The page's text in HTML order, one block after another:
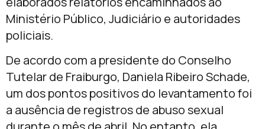
Ministério Público, Judiciário e autoridades
policiais.
De acordo com a presidente do Conselho
Tutelar de Fraiburgo, Daniela Ribeiro Schade,
um dos pontos positivos do levantamento foi
a ausência de registros de abuso sexual